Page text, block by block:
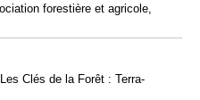
forestière et agricole,
Clés de la Forêt : Terra-